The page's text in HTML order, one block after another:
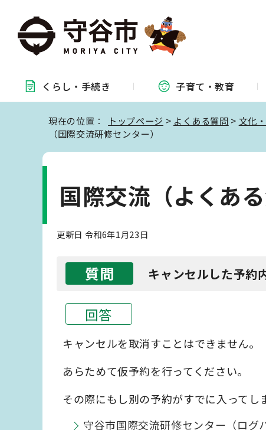
くらし・ 手続き 子育て・教育
現在の位置： トップページ > よくある質問 > 文化
（国際交流研修センター）
国際交流（よくある
更新日 令和6年1月23日
質問 キャンセルした予約
回答
キャンセルを取消すことはできません。
あらためて仮予約を行ってください。
その際にもし別の予約がすでに入ってし
守谷市国際交流研修センター（ログ